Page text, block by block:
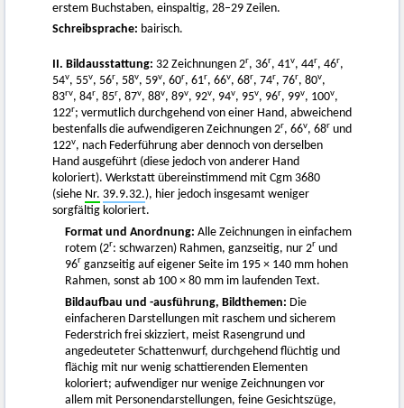
erstem Buchstaben, einspaltig, 28–29 Zeilen.
Schreibsprache: bairisch.
II. Bildausstattung: 32 Zeichnungen 2r, 36r, 41v, 44r, 46r,
54v, 55v, 56r, 58v, 59v, 60r, 61r, 66v, 68r, 74r, 76r, 80v,
83rv, 84r, 85r, 87v, 88v, 89v, 92v, 94v, 95v, 96r, 99v, 100v,
122r; vermutlich durchgehend von einer Hand, abweichend
bestenfalls die aufwendigeren Zeichnungen 2r, 66v, 68r und
122v, nach Federführung aber dennoch von derselben
Hand ausgeführt (diese jedoch von anderer Hand
koloriert). Werkstatt übereinstimmend mit Cgm 3680
(siehe Nr. 39.9.32.), hier jedoch insgesamt weniger
sorgfältig koloriert.
Format und Anordnung: Alle Zeichnungen in einfachem
rotem (2r: schwarzen) Rahmen, ganzseitig, nur 2r und
96r ganzseitig auf eigener Seite im 195 × 140 mm hohen
Rahmen, sonst ab 100 × 80 mm im laufenden Text.
Bildaufbau und -ausführung, Bildthemen: Die
einfacheren Darstellungen mit raschem und sicherem
Federstrich frei skizziert, meist Rasengrund und
angedeuteter Schattenwurf, durchgehend flüchtig und
flächig mit nur wenig schattierenden Elementen
koloriert; aufwendiger nur wenige Zeichnungen vor
allem mit Personendarstellungen, feine Gesichtszüge,